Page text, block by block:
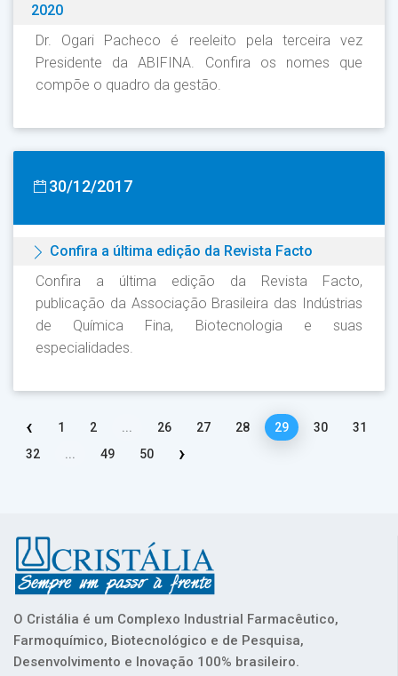
2020
Dr. Ogari Pacheco é reeleito pela terceira vez
Presidente da ABIFINA. Confira os nomes que
compõe o quadro da gestão.
30/12/2017
Confira a última edição da Revista Facto
Confira a última edição da Revista Facto,
publicação da Associação Brasileira das Indústrias
de Química Fina, Biotecnologia e suas
especialidades.
‹ 1 2 ... 26 27 28 29 30
31
32
... 49 50 ›
O Cristália é um Complexo Industrial Farmacêutico,
Farmoquímico, Biotecnológico e de Pesquisa,
Desenvolvimento e Inovação 100% brasileiro.